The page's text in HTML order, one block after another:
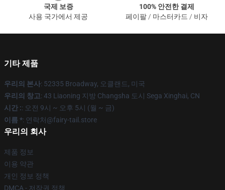
국제 보증
사용 국가에서 제공
100% 안전한 결제
페이팔 / 마스터카드 / 비자
기타 제품
우리의 본사: 52335 Broadway, 오클랜드, 미국
우리의 창고: 43 Liaoning 지방 Changsha 도시 Sega Xinghai, CN
시간 :: 오전 9시 ~ 오후 5시 (월 ~ 금)
이름 *: 연락처@fairy-tail.store
우리의 회사
제품 정보
이용 약관
개인 정보 정책
DMCA - 저작권 정책